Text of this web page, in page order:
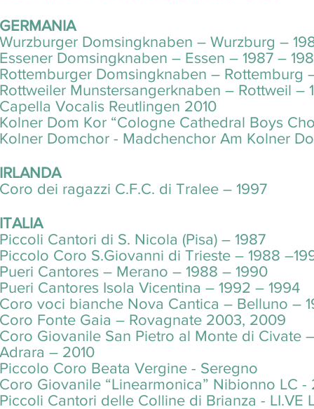
GERMANIA
Wurzburger Domsingknaben – Wurzburg –
Essener Domsingknaben – Essen – 1987 –
Rottemburger Domsingknaben – Rottemburg
Rottweiler Munstersangerknaben – Rottweil –
Capella Vocalis Reutlingen 2010
Kolner Dom Kor “Cologne Cathedral Boys
Kolner Domchor - Madchenchor Am Kolner
IRLANDA
Coro dei ragazzi C.F.C. di Tralee – 1997
ITALIA
Piccoli Cantori di S. Nicola (Pisa) – 1987
Piccolo Coro S.Giovanni di Trieste – 1988
Pueri Cantores – Merano – 1988 – 1990
Pueri Cantores Isola Vicentina – 1992 – 1994
Coro voci bianche Nova Cantica – Belluno –
Coro Fonte Gaia – Rovagnate 2003, 2009
Coro Giovanile San Pietro al Monte di Civate
Adrara – 2010
Piccolo Coro Beata Vergine - Seregno
Coro Giovanile “Linearmonica” Nibionno LC -
Piccoli Cantori delle Colline di Brianza - LI.VE